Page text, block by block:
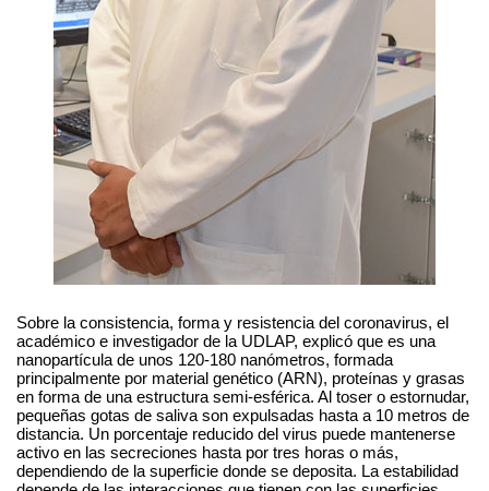
Sobre la consistencia, forma y resistencia del coronavirus, el
académico e investigador de la UDLAP, explicó que es una
nanopartícula de unos 120-180 nanómetros, formada
principalmente por material genético (ARN), proteínas y grasas
en forma de una estructura semi-esférica. Al toser o estornudar,
pequeñas gotas de saliva son expulsadas hasta a 10 metros de
distancia. Un porcentaje reducido del virus puede mantenerse
activo en las secreciones hasta por tres horas o más,
dependiendo de la superficie donde se deposita. La estabilidad